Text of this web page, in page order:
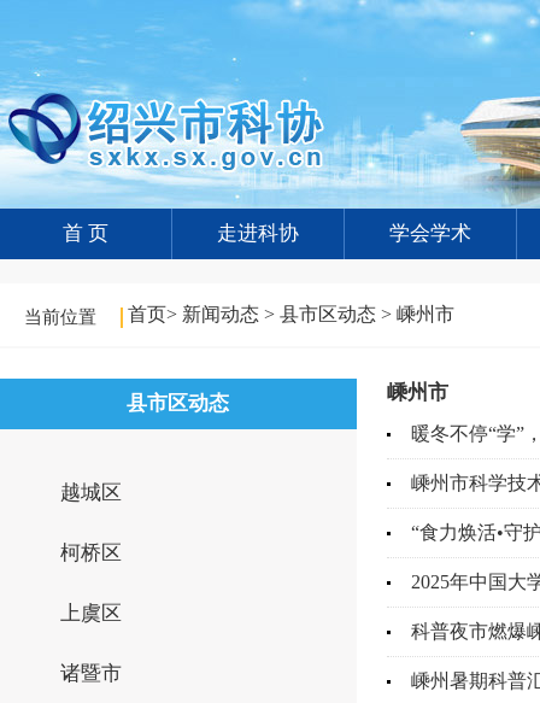
首 页 走进科协 学会学术
当前位置 首页> 新闻动态 > 县市区动态 > 嵊州市
县市区动态
越城区
柯桥区
上虞区
诸暨市
嵊州市
暖冬不停“学”
嵊州市科学技
“食力焕活•守
2025年中国大
科普夜市燃爆
嵊州暑期科普